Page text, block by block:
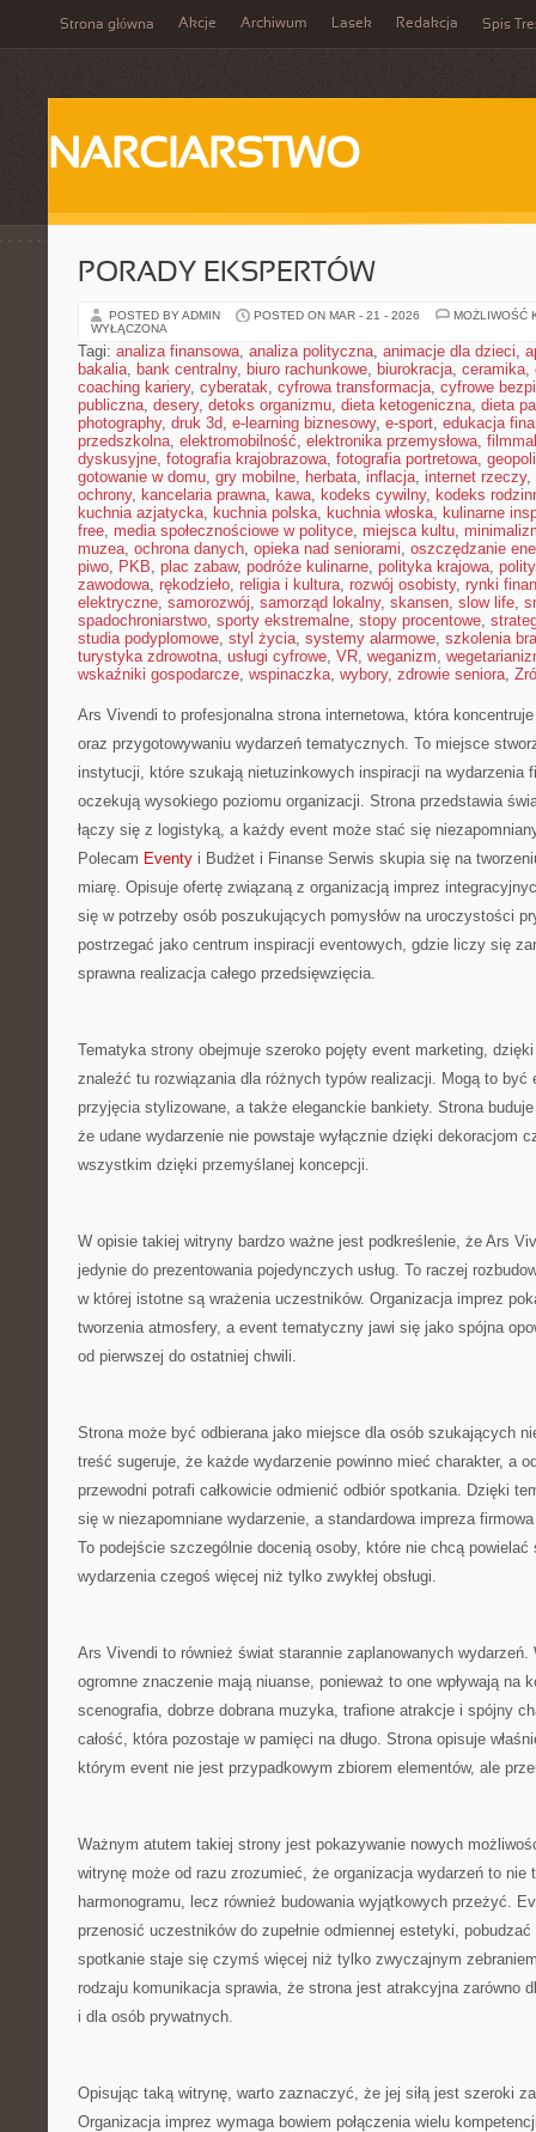
Strona główna Akcje Archiwum Lasek Redakcja Spis
NARCIARSTWO
PORADY EKSPERTÓW
POSTED BY ADMIN POSTED ON MAR - 21 - 2026
MOŻLIWOŚĆ
WYŁĄCZONA
Tagi: analiza finansowa, analiza polityczna, animacje dla dzieci,
bakalia, bank centralny, biuro rachunkowe, biurokracja, ceramika,
coaching kariery, cyberatak, cyfrowa transformacja, cyfrowe
publiczna, desery, detoks organizmu, dieta ketogeniczna, dieta
photography, druk 3d, e-learning biznesowy, e-sport, edukacja
przedszkolna, elektromobilność, elektronika przemysłowa,
dyskusyjne, fotografia krajobrazowa, fotografia portretowa,
gotowanie w domu, gry mobilne, herbata, inflacja, internet rzeczy,
ochrony, kancelaria prawna, kawa, kodeks cywilny, kodeks
kuchnia azjatycka, kuchnia polska, kuchnia włoska, kulinarne
free, media społecznościowe w polityce, miejsca kultu,
muzea, ochrona danych, opieka nad seniorami, oszczędzanie
piwo, PKB, plac zabaw, podróże kulinarne, polityka krajowa,
zawodowa, rękodzieło, religia i kultura, rozwój osobisty, rynki
elektryczne, samorozwój, samorząd lokalny, skansen, slow life,
spadochroniarstwo, sporty ekstremalne, stopy procentowe,
studia podyplomowe, styl życia, systemy alarmowe, szkolenia
turystyka zdrowotna, usługi cyfrowe, VR, weganizm,
wskaźniki gospodarcze, wspinaczka, wybory, zdrowie seniora,
Ars Vivendi to profesjonalna strona internetowa, która
oraz przygotowywaniu wydarzeń tematycznych. To miejsce
instytucji, które szukają nietuzinkowych inspiracji na wydarzenia
oczekują wysokiego poziomu organizacji. Strona przedstawia
łączy się z logistyką, a każdy event może stać się
Polecam Eventy i Budżet i Finanse Serwis skupia się na
miarę. Opisuje ofertę związaną z organizacją imprez
się w potrzeby osób poszukujących pomysłów na uroczystości
postrzegać jako centrum inspiracji eventowych, gdzie liczy się
sprawna realizacja całego przedsięwzięcia.
Tematyka strony obejmuje szeroko pojęty event marketing,
znaleźć tu rozwiązania dla różnych typów realizacji. Mogą to być
przyjęcia stylizowane, a także eleganckie bankiety. Strona
że udane wydarzenie nie powstaje wyłącznie dzięki dekoracjom
wszystkim dzięki przemyślanej koncepcji.
W opisie takiej witryny bardzo ważne jest podkreślenie, że Ars
jedynie do prezentowania pojedynczych usług. To raczej
w której istotne są wrażenia uczestników. Organizacja imprez
tworzenia atmosfery, a event tematyczny jawi się jako spójna
od pierwszej do ostatniej chwili.
Strona może być odbierana jako miejsce dla osób szukających
treść sugeruje, że każde wydarzenie powinno mieć charakter, a
przewodni potrafi całkowicie odmienić odbiór spotkania. Dzięki
się w niezapomniane wydarzenie, a standardowa impreza
To podejście szczególnie docenią osoby, które nie chcą
wydarzenia czegoś więcej niż tylko zwykłej obsługi.
Ars Vivendi to również świat starannie zaplanowanych wydarzeń.
ogromne znaczenie mają niuanse, ponieważ to one wpływają na
scenografia, dobrze dobrana muzyka, trafione atrakcje i spójny
całość, która pozostaje w pamięci na długo. Strona opisuje
którym event nie jest przypadkowym zbiorem elementów, ale
Ważnym atutem takiej strony jest pokazywanie nowych
witrynę może od razu zrozumieć, że organizacja wydarzeń to
harmonogramu, lecz również budowania wyjątkowych przeżyć.
przenosić uczestników do zupełnie odmiennej estetyki,
spotkanie staje się czymś więcej niż tylko zwyczajnym
rodzaju komunikacja sprawia, że strona jest atrakcyjna zarówno
i dla osób prywatnych.
Opisując taką witrynę, warto zaznaczyć, że jej siłą jest szeroki
Organizacja imprez wymaga bowiem połączenia wielu